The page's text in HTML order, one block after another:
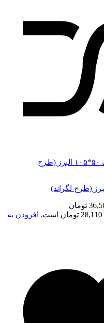
قیمت اصلی 36,500 تومان
افزودن به